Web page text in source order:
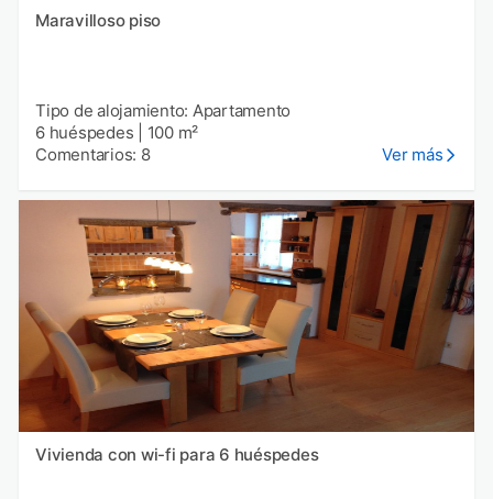
Maravilloso piso
Tipo de alojamiento: Apartamento
6 huéspedes
100 m²
Comentarios: 8
Ver más
Vivienda con wi-fi para 6 huéspedes